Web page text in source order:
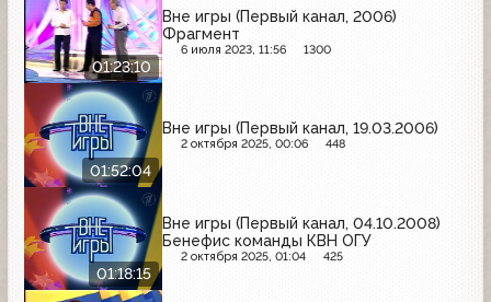
01:23:10
Вне игры (Первый канал, 2006)
Фрагмент
6 июля 2023, 11:56 1300
01:52:04
Вне игры (Первый канал, 19.03.2006)
2 октября 2025, 00:06 448
01:18:15
Вне игры (Первый канал, 04.10.2008)
Бенефис команды КВН ОГУ
2 октября 2025, 01:04 425